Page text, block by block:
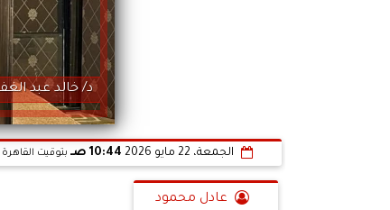
د/ خالد عبد
الجمعة، 22 مايو 2026 10:44 صـ بتوقيت القاهرة
عادل محمود